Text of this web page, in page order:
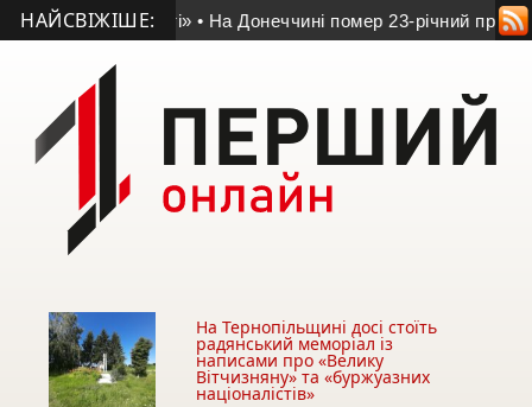
НАЙСВІЖІШЕ:
доблесті» • На Донеччині помер 23-річний
На Тернопільщині досі стоїть
радянський меморіал із
написами про «Велику
Вітчизняну» та «буржуазних
націоналістів»